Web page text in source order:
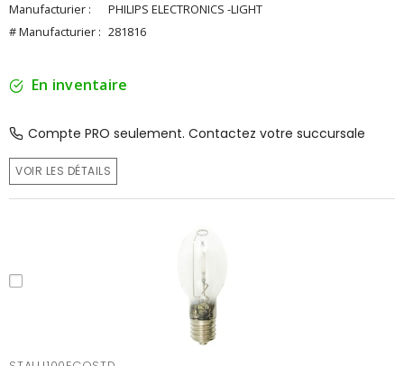
Manufacturier :
PHILIPS ELECTRONICS -LIGHT
# Manufacturier : 281816
En inventaire
Compte PRO seulement. Contactez votre succursale
VOIR LES DÉTAILS